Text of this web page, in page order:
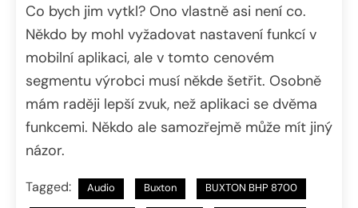
Co bych jim vytkl? Ono vlastně asi není co.
Někdo by mohl vyžadovat nastavení funkcí v
mobilní aplikaci, ale v tomto cenovém
segmentu výrobci musí někde šetřit. Osobně
mám raději lepší zvuk, než aplikaci se dvěma
funkcemi. Někdo ale samozřejmě může mít jiný
názor.
Tagged: Audio Buxton BUXTON BHP 8700